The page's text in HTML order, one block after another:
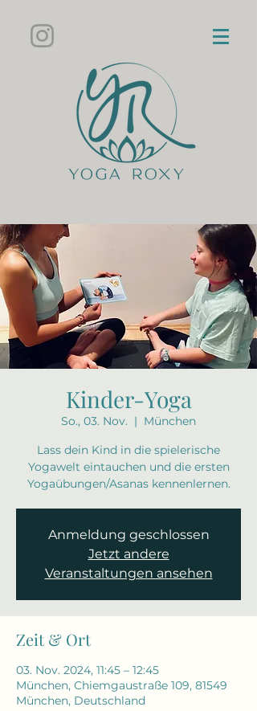
Kinder-Yoga
So., 03. Nov.
  |
München
Lass dein Kind in die spielerische
Yogawelt eintauchen und die ersten
Yogaübungen/Asanas kennenlernen.
Anmeldung geschlossen
Jetzt andere
Veranstaltungen ansehen
Zeit & Ort
03. Nov. 2024, 11:45 – 12:45
München, Chiemgaustraße 109, 81549
München, Deutschland